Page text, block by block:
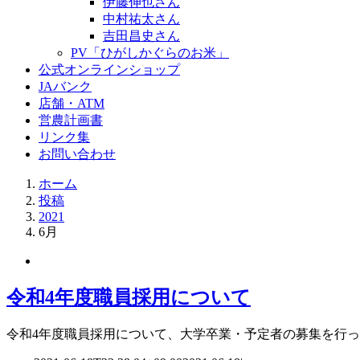
中村祐太さん
吉田昌史さん
PV「ひがしかぐらのお米」
公式オンラインショップ
JAバンク
店舗・ATM
営農計画書
リンク集
お問い合わせ
ホーム
投稿
2021
6月
令和4年度職員採用について
令和4年度職員採用について、大学卒業・予定者の募集を行っ